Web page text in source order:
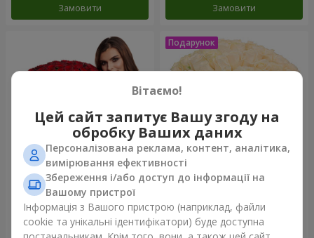
Замовити Замовити
151 червона троянда
19 998 грн
Букет "Очей чарівність"
3 874 грн
Вітаємо!
Цей сайт запитує Вашу згоду на
обробку Ваших даних
Персоналізована реклама, контент, аналітика,
вимірювання ефективності
Збереження і/або доступ до інформації на
Вашому пристрої
Інформація з Вашого пристрою (наприклад, файли
cookie та унікальні ідентифікатори) буде доступна